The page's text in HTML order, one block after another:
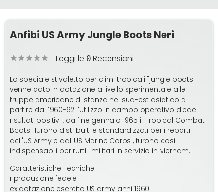
Anfibi US Army Jungle Boots Neri
Leggi le 0 Recensioni
Lo speciale stivaletto per climi tropicali "jungle boots"
venne dato in dotazione a livello sperimentale alle
truppe americane di stanza nel sud-est asiatico a
partire dal 1960-62 l'utilizzo in campo operativo diede
risultati positivi , da fine gennaio 1965 i "Tropical Combat
Boots" furono distribuiti e standardizzati per i reparti
dell'US Army e dall'US Marine Corps , furono cosi
indispensabili per tutti i militari in servizio in Vietnam.
Caratteristiche Tecniche:
riproduzione fedele
ex dotazione esercito US army anni 1960